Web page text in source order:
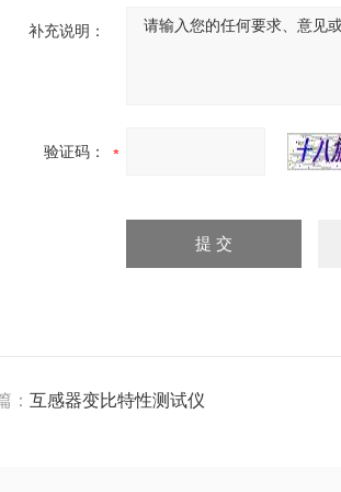
补充说明：
验证码：
： 互感器变比特性测试仪